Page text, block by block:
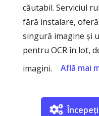
căutabil. Serviciul
fără instalare,
singură imagine și
pentru OCR în lot,
imagini.
Află mai
Începeți